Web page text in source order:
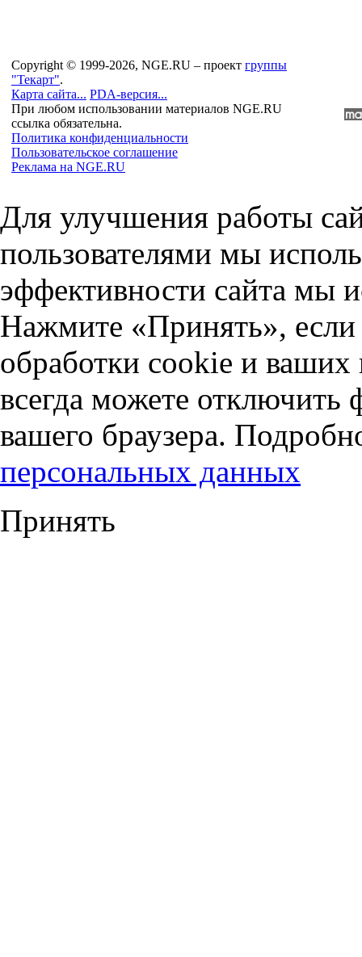
Copyright © 1999-2026, NGE.RU – проект группы
"Текарт".
Карта сайта... PDA-версия...
При любом использовании материалов NGE.RU
ссылка обязательна.
Политика конфиденциальности
Пользовательское соглашение
Реклама на NGE.RU
Для улучшения работы
пользователями мы
эффективности сайта мы
Нажмите «Принять», если
обработки cookie и
всегда можете отключить
вашего браузера.
персональных данных
Принять